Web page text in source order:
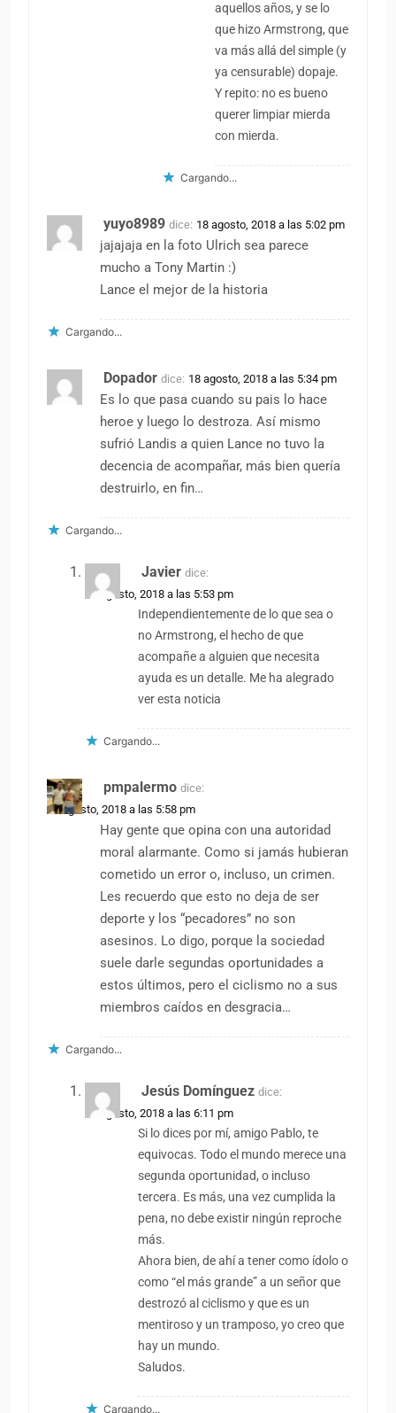
aquellos años, y se lo
que hizo Armstrong, que
va más allá del simple (y
ya censurable) dopaje.
Y repito: no es bueno
querer limpiar mierda
con mierda.
Cargando...
yuyo8989 dice: 18 agosto, 2018 a las 5:02 pm
jajajaja en la foto Ulrich sea parece
mucho a Tony Martin :)
Lance el mejor de la historia
Cargando...
Dopador dice: 18 agosto, 2018 a las 5:34 pm
Es lo que pasa cuando su pais lo hace
heroe y luego lo destroza. Así mismo
sufrió Landis a quien Lance no tuvo la
decencia de acompañar, más bien quería
destruirlo, en fin…
Cargando...
Javier dice:
18 agosto, 2018 a las 5:53 pm
Independientemente de lo que sea o
no Armstrong, el hecho de que
acompañe a alguien que necesita
ayuda es un detalle. Me ha alegrado
ver esta noticia
Cargando...
pmpalermo dice:
18 agosto, 2018 a las 5:58 pm
Hay gente que opina con una autoridad
moral alarmante. Como si jamás hubieran
cometido un error o, incluso, un crimen.
Les recuerdo que esto no deja de ser
deporte y los “pecadores” no son
asesinos. Lo digo, porque la sociedad
suele darle segundas oportunidades a
estos últimos, pero el ciclismo no a sus
miembros caídos en desgracia…
Cargando...
Jesús Domínguez dice:
18 agosto, 2018 a las 6:11 pm
Si lo dices por mí, amigo Pablo, te
equivocas. Todo el mundo merece una
segunda oportunidad, o incluso
tercera. Es más, una vez cumplida la
pena, no debe existir ningún reproche
más.
Ahora bien, de ahí a tener como ídolo o
como “el más grande” a un señor que
destrozó al ciclismo y que es un
mentiroso y un tramposo, yo creo que
hay un mundo.
Saludos.
Cargando...